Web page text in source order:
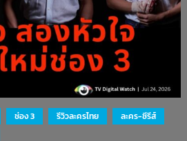
ช่อง 3 รีวิวละครไทย
ละคร-ซีรีส์